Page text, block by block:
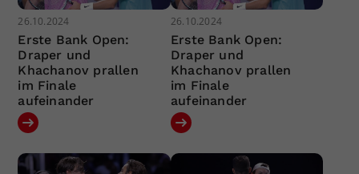
26.10.2024
Erste Bank Open:
Draper und
Khachanov prallen
im Finale
aufeinander
26.10.2024
Erste Bank Open:
Draper und
Khachanov prallen
im Finale
aufeinander